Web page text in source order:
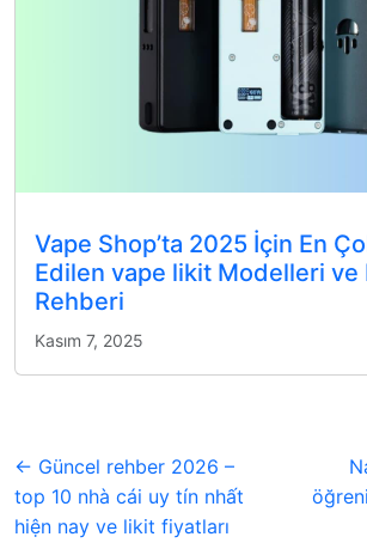
Vape Shop’ta 2025 İçin En
Edilen vape likit Modelleri ve
Rehberi
Kasım 7, 2025
← Güncel rehber 2026 –
top 10 nhà cái uy tín nhất
hiện nay ve likit fiyatları